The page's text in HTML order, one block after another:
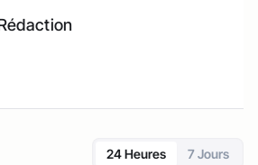
24 Heures 7 Jours